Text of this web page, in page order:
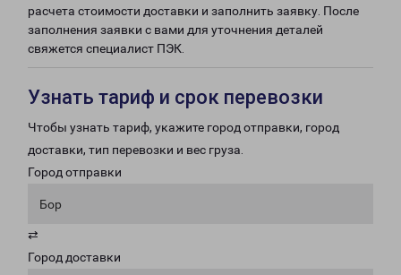
расчета стоимости доставки и заполнить заявку. После
заполнения заявки с вами для уточнения деталей
свяжется специалист ПЭК.
Узнать тариф и срок перевозки
Чтобы узнать тариф, укажите город отправки, город
доставки, тип перевозки и вес груза.
Город отправки
Бор
⇄
Город доставки